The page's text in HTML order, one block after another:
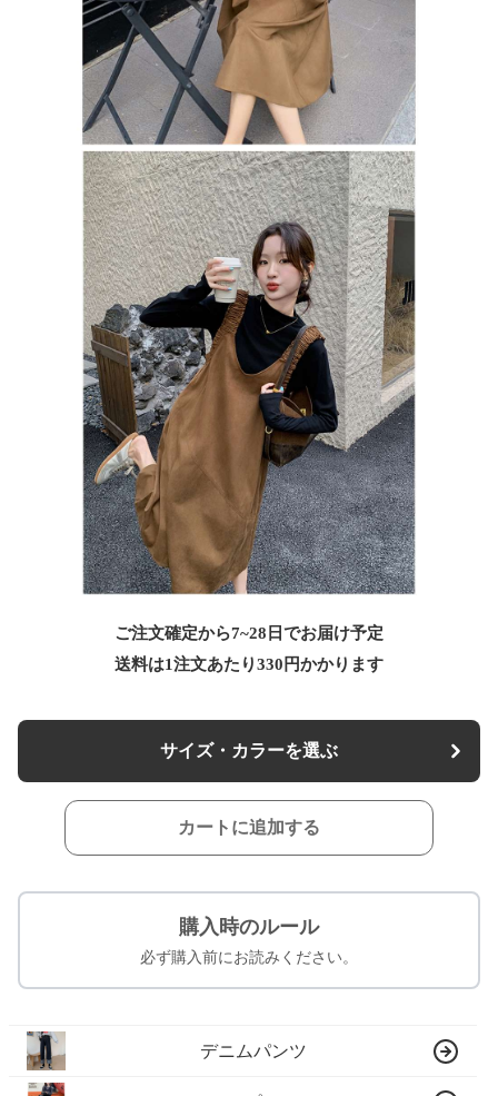
ご注文確定から7~28日でお届け予定
送料は1注文あたり330 円かかります
サイズ・カラーを選ぶ
カートに追加する
購入時のルール
必ず購入前にお読みください。
デニムパンツ